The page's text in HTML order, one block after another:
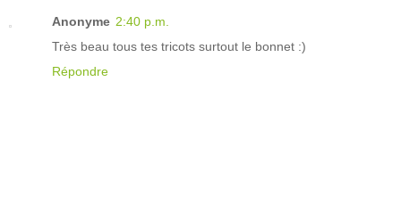
Anonyme 2:40 p.m.
Très beau tous tes tricots surtout le bonnet :)
Répondre